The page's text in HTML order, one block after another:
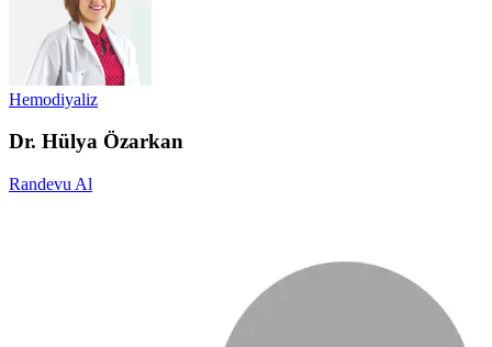
Hemodiyaliz
Dr. Hülya Özarkan
Randevu Al